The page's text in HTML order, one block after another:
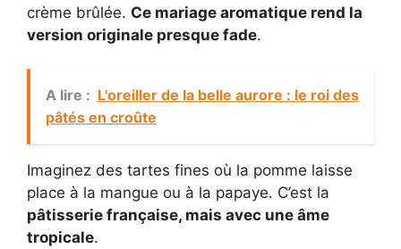
crème brûlée. Ce mariage aromatique rend la
version originale presque fade.
A lire : L'oreiller de la belle aurore : le roi des
pâtés en croûte
Imaginez des tartes fines où la pomme laisse
place à la mangue ou à la papaye. C’est la
pâtisserie française, mais avec une âme
tropicale.